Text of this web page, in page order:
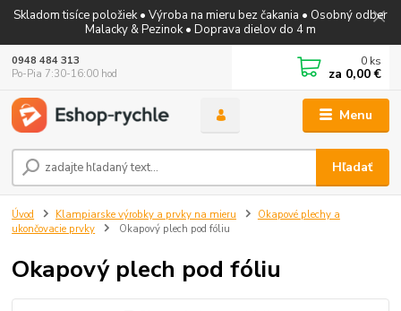
Skladom tisíce položiek • Výroba na mieru bez čakania • Osobný odber
Malacky & Pezinok • Doprava dielov do 4 m
Menu
Hľadať
0948 484 313
Po-Pia 7:30-16:00 hod
0 ks
za 0,00 €
Úvod Klampiarske výrobky a prvky na mieru
Okapové plechy a
ukončovacie prvky
Okapový plech pod fóliu
Okapový plech pod fóliu